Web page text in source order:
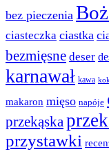
bez pieczenia
ciasteczka ciastka
bezmięsne deser
karnawał kawa
makaron mięso napóje
przekąska
przystawki